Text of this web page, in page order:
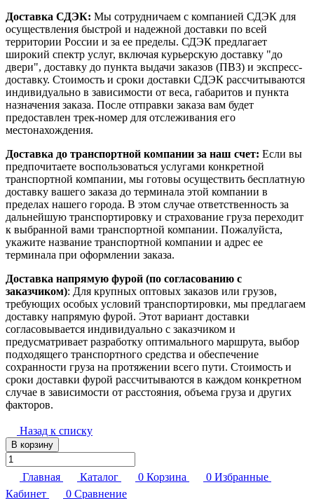
Доставка СДЭК: Мы сотрудничаем с компанией СДЭК для
осуществления быстрой и надежной доставки по всей
территории России и за ее пределы. СДЭК предлагает
широкий спектр услуг, включая курьерскую доставку "до
двери", доставку до пункта выдачи заказов (ПВЗ) и экспресс-
доставку. Стоимость и сроки доставки СДЭК рассчитываются
индивидуально в зависимости от веса, габаритов и пункта
назначения заказа. После отправки заказа вам будет
предоставлен трек-номер для отслеживания его
местонахождения.
Доставка до транспортной компании за наш счет: Если вы
предпочитаете воспользоваться услугами конкретной
транспортной компании, мы готовы осуществить бесплатную
доставку вашего заказа до терминала этой компании в
пределах нашего города. В этом случае ответственность за
дальнейшую транспортировку и страхование груза переходит
к выбранной вами транспортной компании. Пожалуйста,
укажите название транспортной компании и адрес ее
терминала при оформлении заказа.
Доставка напрямую фурой (по согласованию с
заказчиком): Для крупных оптовых заказов или грузов,
требующих особых условий транспортировки, мы предлагаем
доставку напрямую фурой. Этот вариант доставки
согласовывается индивидуально с заказчиком и
предусматривает разработку оптимального маршрута, выбор
подходящего транспортного средства и обеспечение
сохранности груза на протяжении всего пути. Стоимость и
сроки доставки фурой рассчитываются в каждом конкретном
случае в зависимости от расстояния, объема груза и других
факторов.
Назад к списку
В корзину
Главная Каталог 0 Корзина 0 Избранные
Кабинет
0 Сравнение